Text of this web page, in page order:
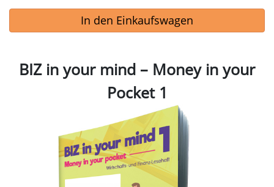
eigene Texte- Grammatikübungen uvm!
In den Einkaufswagen
BIZ in your mind – Money in your
Pocket 1